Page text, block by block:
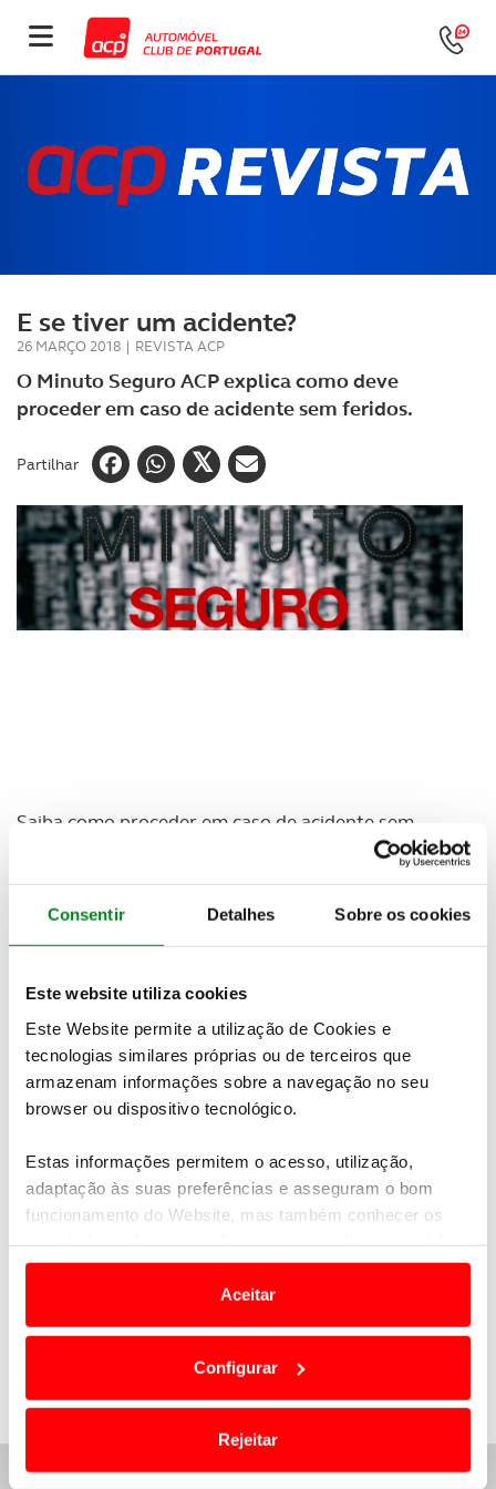
Consentir Detalhes Sobre os cookies
Este website utiliza cookies
Este Website permite a utilização de Cookies e
tecnologias similares próprias ou de terceiros que
armazenam informações sobre a navegação no seu
browser ou dispositivo tecnológico.
Estas informações permitem o acesso, utilização,
adaptação às suas preferências e asseguram o bom
funcionamento do Website, mas também conhecer os
e anúncios de modo a promover produtos e/ou serviços.
Em alguns casos, a utilização destas tecnologias
termos e a todo o tempo as suas preferências e limitando
o acesso a informações durante a navegação no
Aceitar
Configurar
Rejeitar
E se tiver um acidente?
26 MARÇO 2018 | REVISTA ACP
O Minuto Seguro ACP explica como deve
proceder em caso de acidente sem feridos.
Partilhar
Saiba como proceder em caso de acidente sem
feridos. O que fazer e que papéis deve assinar. Veja o
ASSISTÊNCIA E APOIO 24H